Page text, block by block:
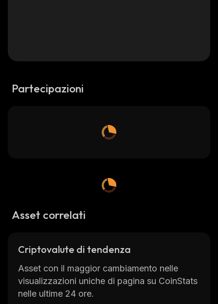
Partecipazioni
Asset correlati
Criptovalute di tendenza
Asset con il maggior cambiamento nelle
visualizzazioni uniche di pagina su CoinStats
nelle ultime 24 ore.